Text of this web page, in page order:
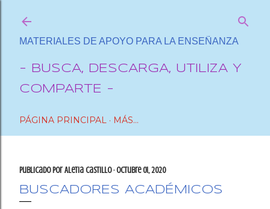
MATERIALES DE APOYO PARA LA ENSEÑANZA
- BUSCA, DESCARGA, UTILIZA Y
COMPARTE -
PÁGINA PRINCIPAL MÁS…
Publicado por Aletia Castillo octubre 01, 2020
BUSCADORES ACADÉMICOS